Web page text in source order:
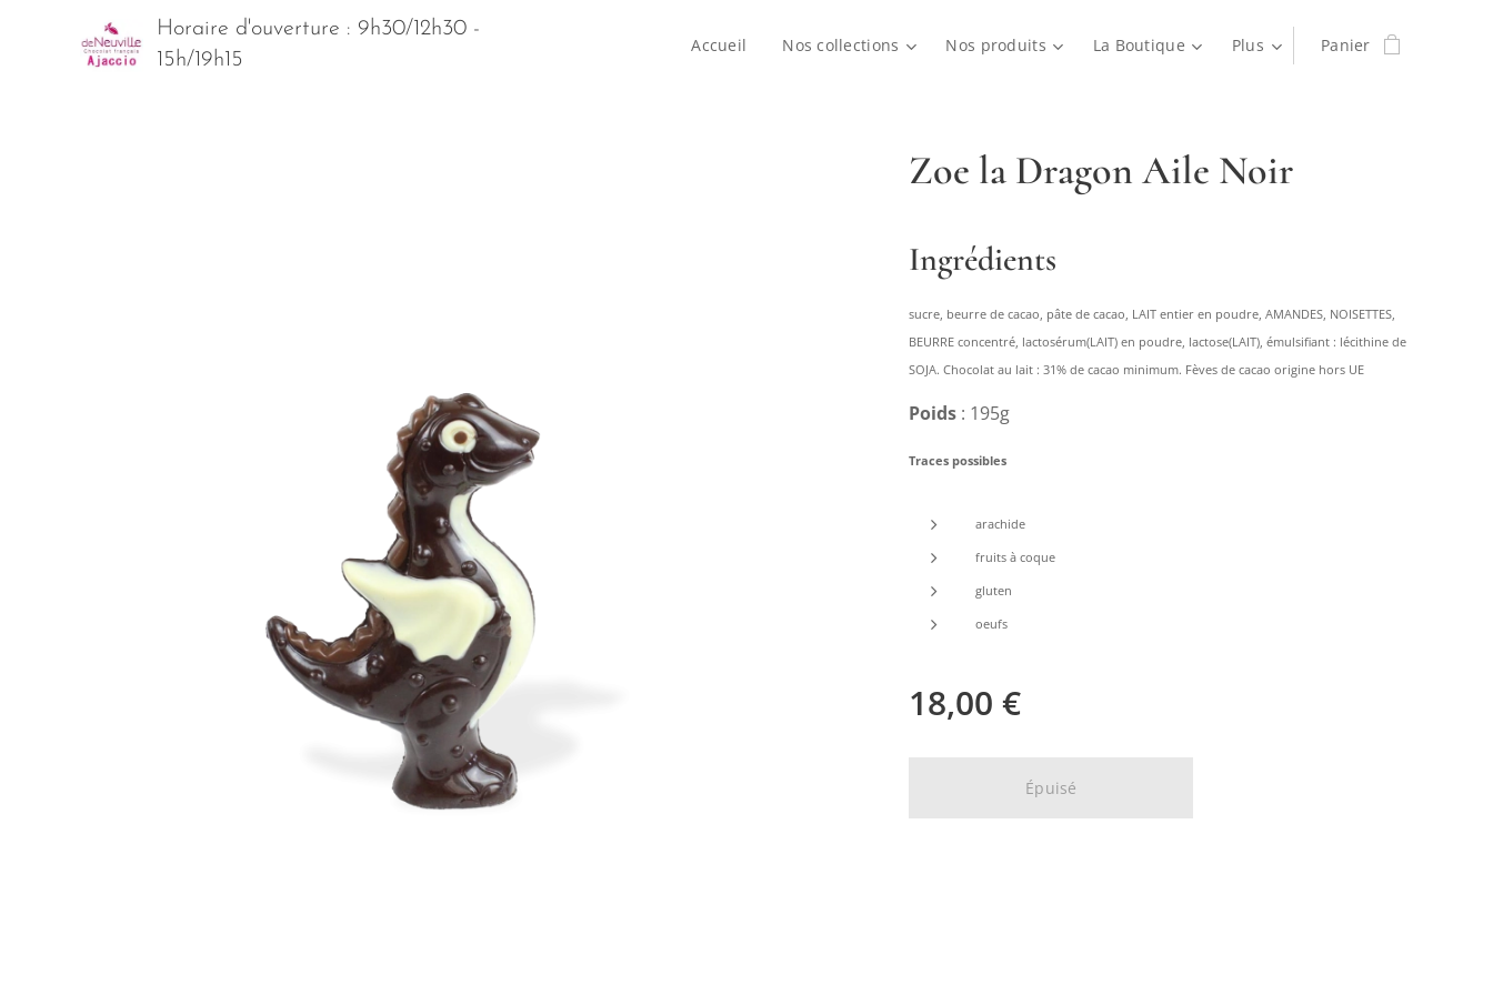
Horaire d'ouverture : 9h30/12h30 -
15h/19h15
Accueil Nos collections Nos produits La Boutique Plus Panier
Zoe la Dragon Aile Noir
Ingrédients
sucre, beurre de cacao, pâte de cacao, LAIT entier en poudre, AMANDES, NOISETTES,
BEURRE concentré, lactosérum(LAIT) en poudre, lactose(LAIT), émulsifiant : lécithine de
SOJA. Chocolat au lait : 31% de cacao minimum. Fèves de cacao origine hors UE
Poids : 195g
Traces possibles
arachide
fruits à coque
gluten
oeufs
18,00 €
Épuisé